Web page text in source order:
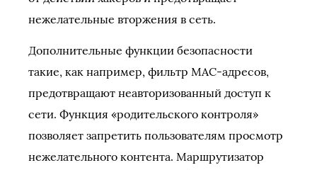
нежелательные вторжения в сеть.
Дополнительные функции безопасности
такие, как например, фильтр МАС-адресов,
предотвращают неавторизованный доступ к
сети. Функция «родительского контроля»
позволяет запретить пользователям просмотр
нежелательного контента. Маршрутизатор